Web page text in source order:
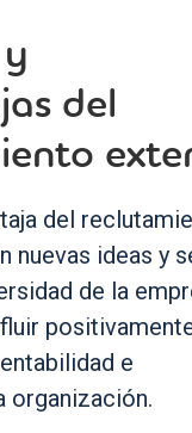
del
del
nuevas ideas y
de la
e
organización.